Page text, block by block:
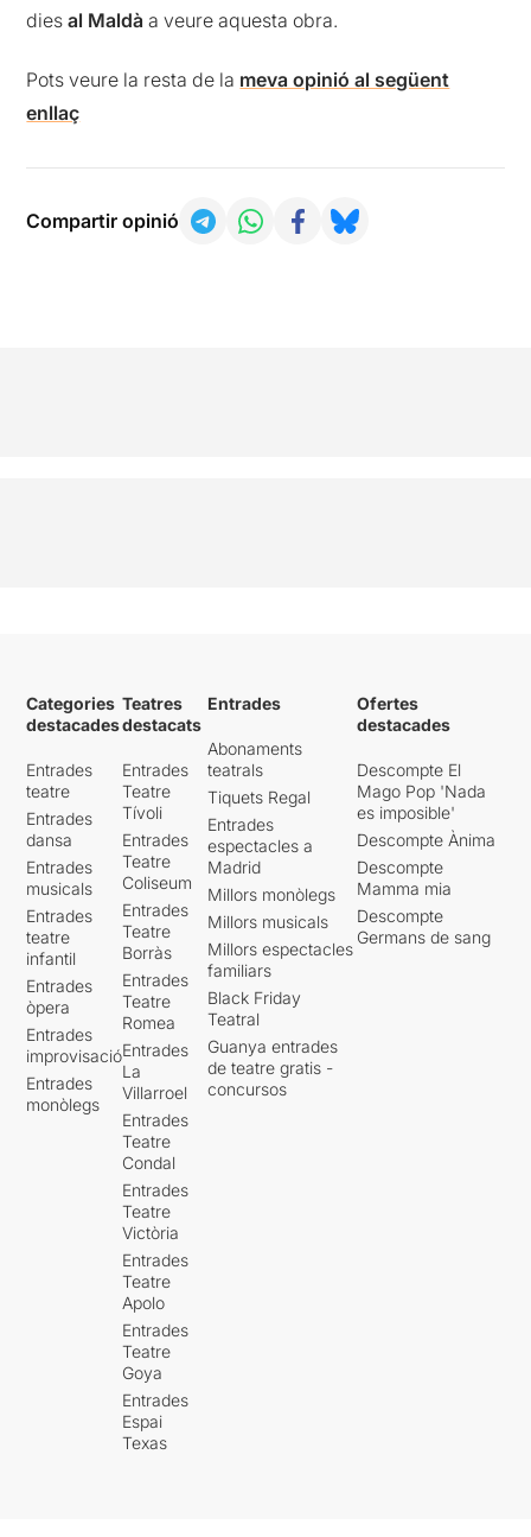
diesal Maldà a veure aquesta obra.
Pots veure la resta de la meva opinió al següent
enllaç
Compartir opinió
Categories
destacades
Entrades
teatre
Entrades
dansa
Entrades
musicals
Entrades
teatre
infantil
Entrades
òpera
Entrades
improvisació
Entrades
monòlegs
Teatres
destacats
Entrades
Teatre
Tívoli
Entrades
Teatre
Coliseum
Entrades
Teatre
Borràs
Entrades
Teatre
Romea
Entrades
La
Villarroel
Entrades
Teatre
Condal
Entrades
Teatre
Victòria
Entrades
Teatre
Apolo
Entrades
Teatre
Goya
Entrades
Espai
Texas
Entrades
Abonaments
teatrals
Tiquets Regal
Entrades
espectacles a
Madrid
Millors monòlegs
Millors musicals
Millors espectacles
familiars
Black Friday
Teatral
Guanya entrades
de teatre gratis -
concursos
Ofertes
destacades
Descompte El
Mago Pop 'Nada
es imposible'
Descompte Ànima
Descompte
Mamma mia
Descompte
Germans de sang